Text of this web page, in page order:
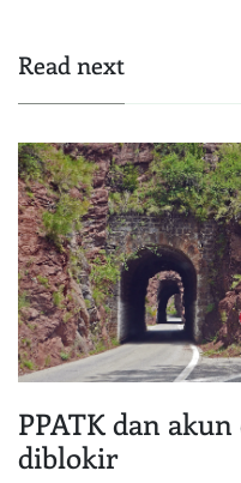
Read next
PPATK dan
diblokir